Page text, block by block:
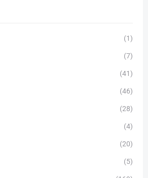
(1)
(7)
(41)
(46)
(28)
(4)
(20)
(5)